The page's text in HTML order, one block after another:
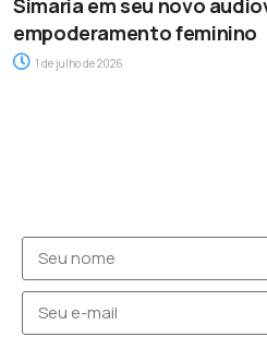
empoderamento feminino
1 de julho de 2026